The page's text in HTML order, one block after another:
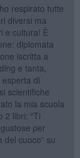
respirato tutte
diversi ma
e cultura! È
diplomata
iscritta a
e tanta,
di
scientifiche
la mia scuola
2 libri: “Ti
per
del cuoco” su